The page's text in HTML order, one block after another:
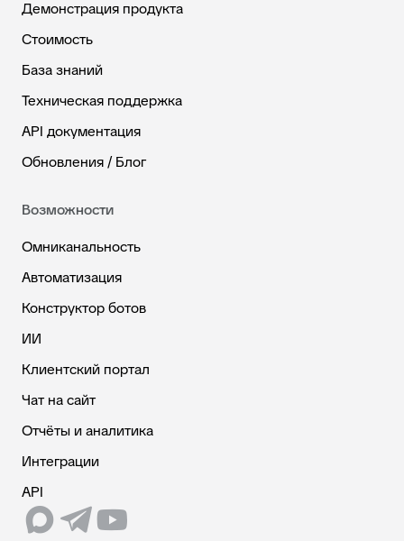
Демонстрация продукта
Стоимость
База знаний
Техническая поддержка
API документация
Обновления / Блог
Возможности
Омниканальность
Автоматизация
Конструктор ботов
ИИ
Клиентский портал
Чат на сайт
Отчёты и аналитика
Интеграции
API